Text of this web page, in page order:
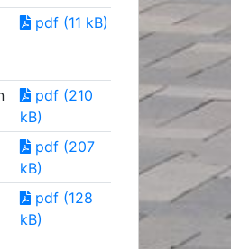
pdf (11 kB)
pdf (210
kB)
pdf (207
kB)
pdf (128
kB)